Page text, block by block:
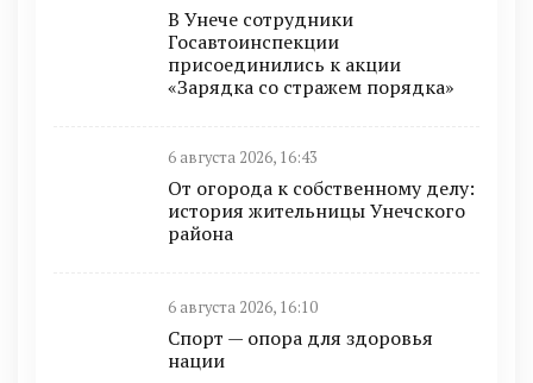
В Унече сотрудники
Госавтоинспекции
присоединились к акции
«Зарядка со стражем порядка»
6 августа 2026, 16:43
От огорода к собственному делу:
история жительницы Унечского
района
6 августа 2026, 16:10
Спорт — опора для здоровья
нации